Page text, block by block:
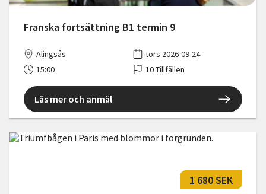
Franska fortsättning B1 termin 9
Alingsås
tors 2026-09-24
15:00
10 Tillfällen
Läs mer och anmäl
1 680 SEK